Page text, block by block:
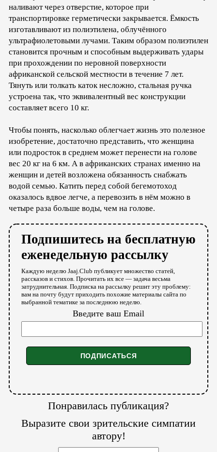
наливают через отверстие, которое при
транспортировке герметически закрывается. Ёмкость
изготавливают из полиэтилена, облучённого
ультрафиолетовыми лучами. Таким образом полиэтилен
становится прочным и способным выдерживать удары
при прохождении по неровной поверхности
африканской сельской местности в течение 7 лет.
Тянуть или толкать каток несложно, стальная ручка
устроена так, что эквивалентный вес конструкции
составляет всего 10 кг.
Чтобы понять, насколько облегчает жизнь это полезное
изобретение, достаточно представить, что женщина
или подросток в среднем может перенести на голове
вес 20 кг на 6 км. А в африканских странах именно на
женщин и детей возложена обязанность снабжать
водой семью. Катить перед собой бегемотоход
оказалось вдвое легче, а перевозить в нём можно в
четыре раза больше воды, чем на голове.
Подпишитесь на бесплатную
еженедельную рассылку
Каждую неделю Jaaj.Club публикует множество статей,
рассказов и стихов. Прочитать их все — задача весьма
затруднительная. Подписка на рассылку решит эту проблему:
вам на почту будут приходить похожие материалы сайта по
выбранной тематике за последнюю неделю.
Введите ваш Email
Понравилась публикация?
Выразите свои зрительские симпатии
автору!